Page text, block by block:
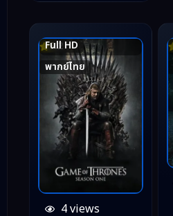
Full HD
พากย์ไทย
9.2
4 views